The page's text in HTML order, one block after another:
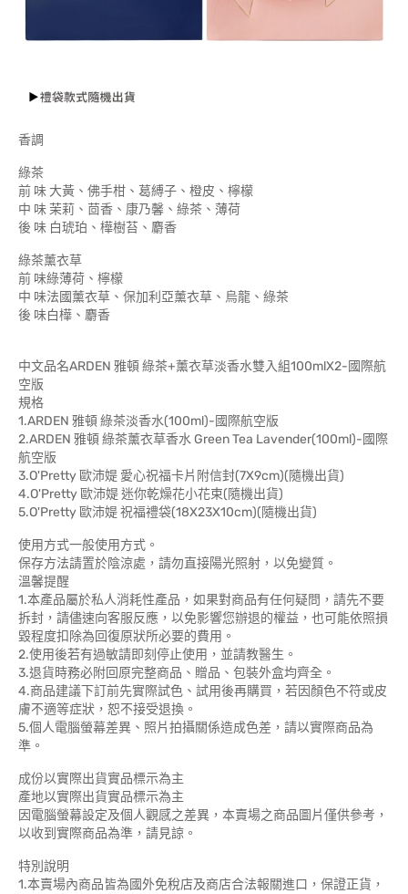
香調
綠茶
前 味 大黃、佛手柑、葛縛子、橙皮、檸檬
中 味 茉莉、茴香、康乃馨、綠茶、薄荷
後 味 白琥珀、樺樹苔、麝香
綠茶薰衣草
前 味綠薄荷、檸檬
中 味法國薰衣草、保加利亞薰衣草、烏龍、綠茶
後 味白樺、麝香
中文品名ARDEN 雅頓 綠茶+薰衣草淡香水雙入組100mlX2-國際航
空版
規格
1.ARDEN 雅頓 綠茶淡香水(100ml)-國際航空版
2.ARDEN 雅頓 綠茶薰衣草香水 Green Tea Lavender(100ml)-國際
航空版
3.O'Pretty 歐沛媞 愛心祝福卡片附信封(7X9cm)(隨機出貨)
4.O'Pretty 歐沛媞 迷你乾燥花小花束(隨機出貨)
5.O'Pretty 歐沛媞 祝福禮袋(18X23X10cm)(隨機出貨)
使用方式一般使用方式。
保存方法請置於陰涼處，請勿直接陽光照射，以免變質。
溫馨提醒
1.本產品屬於私人消耗性產品，如果對商品有任何疑問，請先不要
拆封，請儘速向客服反應，以免影響您辦退的權益，也可能依照損
毀程度扣除為回復原狀所必要的費用。
2.使用後若有過敏請即刻停止使用，並請教醫生。
3.退貨時務必附回原完整商品、贈品、包裝外盒均齊全。
4.商品建議下訂前先實際試色、試用後再購買，若因顏色不符或皮
膚不適等症狀，恕不接受退換。
5.個人電腦螢幕差異、照片拍攝關係造成色差，請以實際商品為
準。
成份以實際出貨實品標示為主
產地以實際出貨實品標示為主
因電腦螢幕設定及個人觀感之差異，本賣場之商品圖片僅供參考，
以收到實際商品為準，請見諒。
特別說明
1.本賣場內商品皆為國外免稅店及商店合法報關進口，保證正貨，